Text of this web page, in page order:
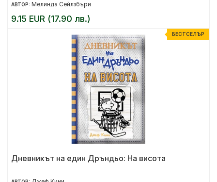
АВТОР: Мелинда Сейлзбъри
9.15 EUR (17.90 лв.)
БЕСТСЕЛЪР
Дневникът на един Дръндьо: На висота